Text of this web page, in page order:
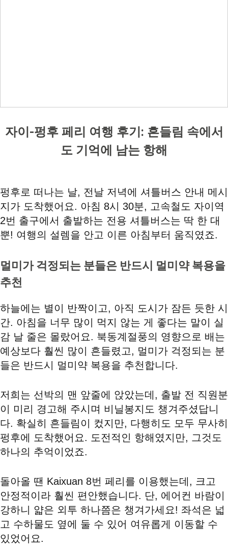
자이-펑후 페리 여행 후기: 흔들림 속에서
도 기억에 남는 항해
펑후로 떠나는 날, 전날 저녁에 셔틀버스 안내 메시
지가 도착했어요. 아침 8시 30분, 고속철도 자이역
2번 출구에서 출발하는 전용 셔틀버스는 딱 한 대
뿐! 여행의 설렘을 안고 이른 아침부터 움직였죠.
멀미가 걱정되는 분들은 반드시 멀미약 복용을
추천
하늘에는 별이 반짝이고, 아직 도시가 잠든 듯한 시
간. 아침을 너무 많이 먹지 않는 게 좋다는 말이 실
감 날 줄은 몰랐어요. 북동계절풍의 영향으로 배는
예상보다 훨씬 많이 흔들렸고, 멀미가 걱정되는 분
들은 반드시 멀미약 복용을 추천합니다.
저희는 선박의 맨 앞줄에 앉았는데, 출발 전 직원분
이 미리 경고해 주시며 비닐봉지도 챙겨주셨답니
다. 확실히 흔들림이 컸지만, 다행히도 모두 무사히
펑후에 도착했어요. 도전적인 항해였지만, 그것도
하나의 추억이었죠.
돌아올 땐 Kaixuan 8번 페리를 이용했는데, 크고
안정적이라 훨씬 편안했습니다. 단, 에어컨 바람이
강하니 얇은 외투 하나쯤은 챙겨가세요! 좌석은 넓
고 수하물도 옆에 둘 수 있어 여유롭게 이동할 수
있었어요.